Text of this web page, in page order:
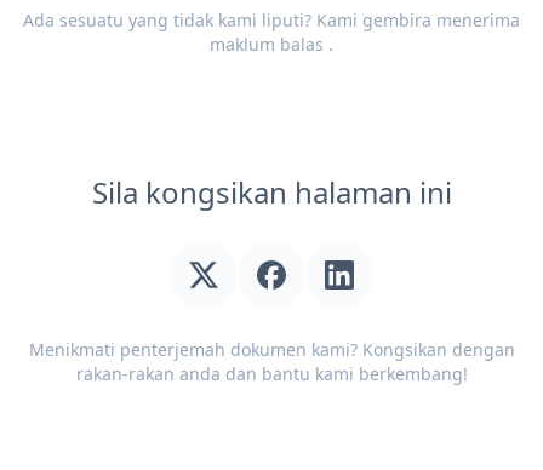
Ada sesuatu yang tidak kami liputi? Kami gembira menerima
maklum balas .
Sila kongsikan halaman ini
Menikmati penterjemah dokumen kami? Kongsikan dengan
rakan-rakan anda dan bantu kami berkembang!